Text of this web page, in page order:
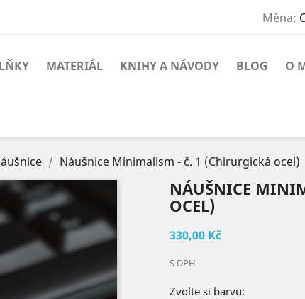
Měna:
MATERIÁL KNIHY A NÁVODY BLOG O
Náušnice Minimalism - č. 1 (Chirurgická ocel)
NÁUŠNICE
OCEL)
330,00 Kč
S DPH
Zvolte si barvu: